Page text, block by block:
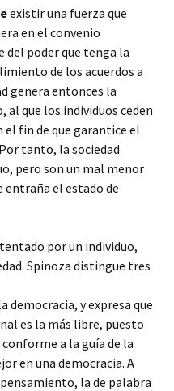
existir una fuerza que
en el convenio
del poder que tenga la
de los acuerdos a
genera entonces la
al que los individuos ceden
fin de que garantice el
tanto, la sociedad
pero son un mal menor
entraña el estado de
por un individuo,
Spinoza distingue tres
democracia, y expresa que
es la más libre, puesto
a la guía de la
en una democracia. A
la de palabra